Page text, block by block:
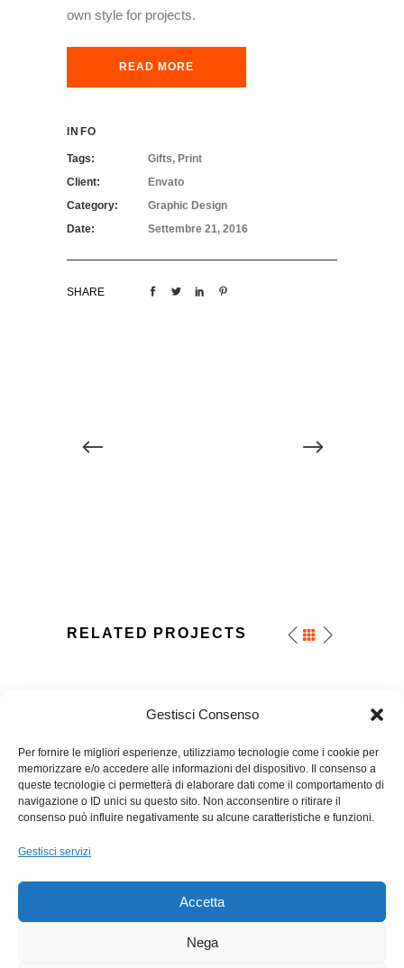
Gestisci Consenso
Per fornire le migliori esperienze, utilizziamo tecnologie come i cookie per
memorizzare e/o accedere alle informazioni del dispositivo. Il consenso a
queste tecnologie ci permetterà di elaborare dati come il comportamento di
navigazione o ID unici su questo sito. Non acconsentire o ritirare il
consenso può influire negativamente su alcune caratteristiche e funzioni.
Gestisci servizi
Accetta
Nega
own style for projects.
READ MORE
INFO
Tags:
Gifts, Print
Client:
Envato
Category:
Graphic Design
Date:
Settembre 21, 2016
SHARE
RELATED PROJECTS
Sci Club Pontedilegno | Via Salimmo 1, 25056 Ponte di
sito realizzato daORANGESITE.IT